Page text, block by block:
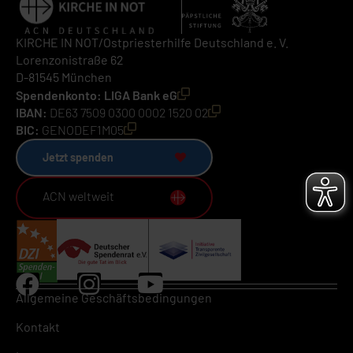
KIRCHE IN NOT/Ostpriesterhilfe Deutschland e. V.
Lorenzonistraße 62
D-81545 München
Spendenkonto: LIGA Bank eG
IBAN: DE63 7509 0300 0002 1520 02
BIC: GENODEF1M05
Jetzt spenden
ACN weltweit
Allgemeine Geschäftsbedingungen
Kontakt